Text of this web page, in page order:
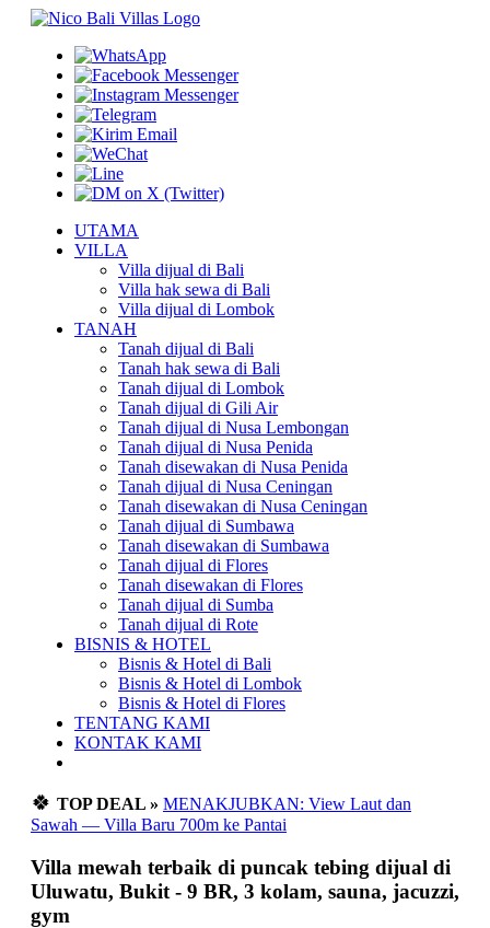
UTAMA
VILLA
Villa dijual di Bali
Villa hak sewa di Bali
Villa dijual di Lombok
TANAH
Tanah dijual di Bali
Tanah hak sewa di Bali
Tanah dijual di Lombok
Tanah dijual di Gili Air
Tanah dijual di Nusa Lembongan
Tanah dijual di Nusa Penida
Tanah disewakan di Nusa Penida
Tanah dijual di Nusa Ceningan
Tanah disewakan di Nusa Ceningan
Tanah dijual di Sumbawa
Tanah disewakan di Sumbawa
Tanah dijual di Flores
Tanah disewakan di Flores
Tanah dijual di Sumba
Tanah dijual di Rote
BISNIS & HOTEL
Bisnis & Hotel di Bali
Bisnis & Hotel di Lombok
Bisnis & Hotel di Flores
TENTANG KAMI
KONTAK KAMI
🍀 TOP DEAL » MENAKJUBKAN: View Laut dan
Sawah — Villa Baru 700m ke Pantai
Villa mewah terbaik di puncak tebing dijual di
Uluwatu, Bukit - 9 BR, 3 kolam, sauna, jacuzzi,
gym